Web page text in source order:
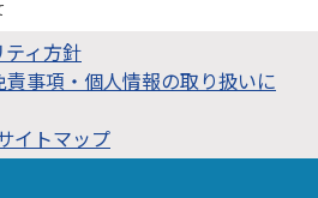
ティ方針
事項・個人情報の取り扱いに
イトマップ